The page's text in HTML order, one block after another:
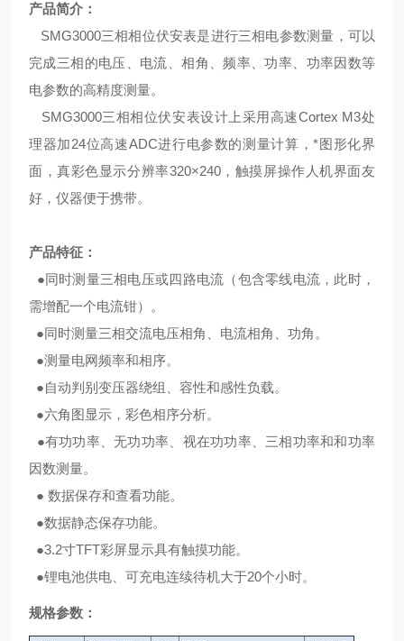
产品简介：
SMG3000三相相位伏安表是进行三相电参数测量，可以
完成三相的电压、电流、相角、频率、功率、功率因数等
电参数的高精度测量。
SMG3000三相相位伏安表设计上采用高速Cortex M3处
理器加24位高速ADC进行电参数的测量计算，*图形化界
面，真彩色显示分辨率320×240，触摸屏操作人机界面友
好，仪器便于携带。
产品特征：
●同时测量三相电压或四路电流（包含零线电流，此时，
需增配一个电流钳）。
●同时测量三相交流电压相角、电流相角、功角。
●测量电网频率和相序。
●自动判别变压器绕组、容性和感性负载。
●六角图显示，彩色相序分析。
●有功功率、无功功率、视在功功率、三相功率和和功率
因数测量。
● 数据保存和查看功能。
●数据静态保存功能。
●3.2寸TFT彩屏显示具有触摸功能。
●锂电池供电、可充电连续待机大于20个小时。
规格参数：